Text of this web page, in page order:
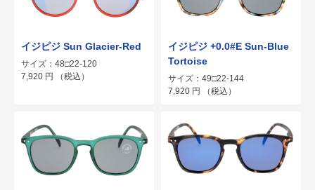
イジピジ Sun Glacier-Red
サイズ：48□22-120
7,920 円 （税込）
イジピジ +0.0#E Sun-Blue
Tortoise
サイズ：49□22-144
7,920 円 （税込）